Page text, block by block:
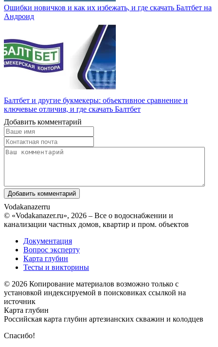
Ошибки новичков и как их избежать, и где скачать Балтбет на
Андроид
Балтбет и другие букмекеры: объективное сравнение и
ключевые отличия, и где скачать Балтбет
Добавить комментарий
Vodakanazerru
© «Vodakanazer.ru», 2026 – Все о водоснабжении и
канализации частных домов, квартир и пром. объектов
Документация
Вопрос эксперту
Карта глубин
Тесты и викторины
© 2026 Копирование материалов возможно только с
установкой индексируемой в поисковиках ссылкой на
источник
Карта глубин
Российская карта глубин артезианских скважин и колодцев
Спасибо!